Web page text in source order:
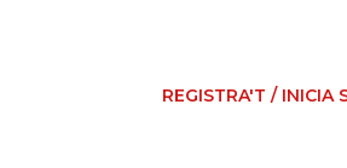
REGISTRA'T / INICIA